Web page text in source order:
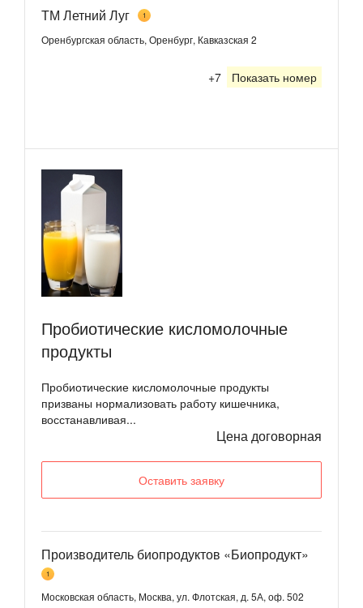
ТМ Летний Луг 1
Оренбургская область, Оренбург, Кавказская 2
+7 Показать номер
Пробиотические кисломолочные
продукты
Пробиотические кисломолочные продукты
призваны нормализовать работу кишечника,
восстанавливая...
Цена договорная
Оставить заявку
Производитель биопродуктов «Биопродукт»
1
Московская область, Москва, ул. Флотская, д. 5А, оф. 502